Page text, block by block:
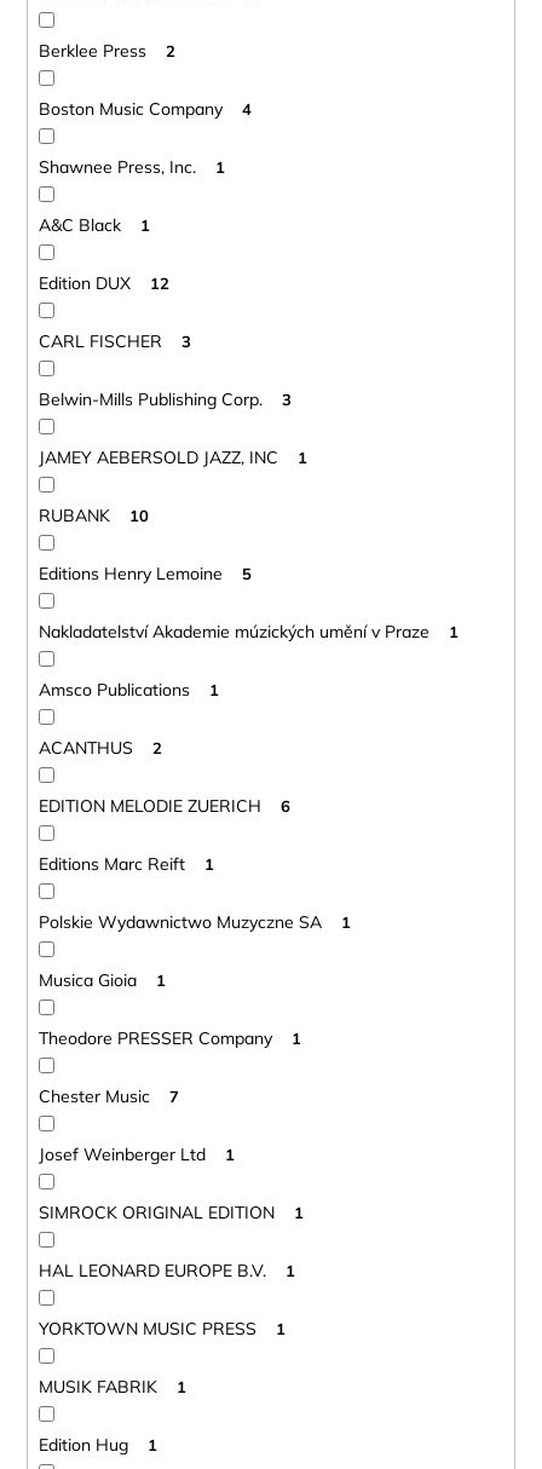
Berklee Press 2
Boston Music Company 4
Shawnee Press, Inc. 1
A&C Black 1
Edition DUX 12
CARL FISCHER 3
Belwin-Mills Publishing Corp. 3
JAMEY AEBERSOLD JAZZ, INC 1
RUBANK 10
Editions Henry Lemoine 5
Nakladatelství Akademie múzických umění v Praze 1
Amsco Publications 1
ACANTHUS 2
EDITION MELODIE ZUERICH 6
Editions Marc Reift 1
Polskie Wydawnictwo Muzyczne SA 1
Musica Gioia 1
Theodore PRESSER Company 1
Chester Music 7
Josef Weinberger Ltd 1
SIMROCK ORIGINAL EDITION 1
HAL LEONARD EUROPE B.V. 1
YORKTOWN MUSIC PRESS 1
MUSIK FABRIK 1
Edition Hug 1